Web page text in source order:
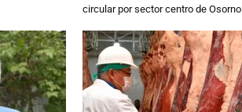
circular por sector centro de Osorno